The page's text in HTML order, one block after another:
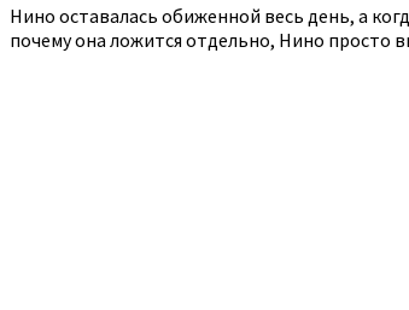
Нино оставалась обиженной весь день, а
почему она ложится отдельно, Нино просто